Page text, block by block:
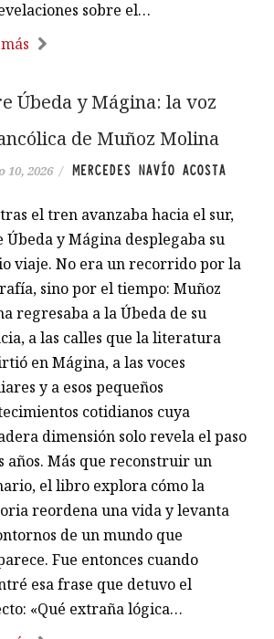
sobre el…
Úbeda y Mágina: la voz
de Muñoz Molina
10, 2026 / MERCEDES NAVÍO ACOSTA
el tren avanzaba hacia el sur,
Úbeda y Mágina desplegaba su
viaje. No era un recorrido por la
sino por el tiempo: Muñoz
regresaba a la Úbeda de su
a las calles que la literatura
en Mágina, a las voces
y a esos pequeños
cotidianos cuya
dimensión solo revela el paso
años. Más que reconstruir un
el libro explora cómo la
reordena una vida y levanta
de un mundo que
Fue entonces cuando
esa frase que detuvo el
«Qué extraña lógica…